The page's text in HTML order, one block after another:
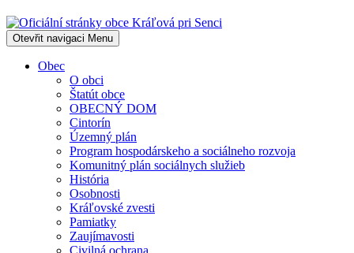
Otevřit navigaci Menu
Obec
O obci
Štatút obce
OBECNÝ DOM
Cintorín
Územný plán
Program hospodárskeho a sociálneho rozvoja
Komunitný plán sociálnych služieb
História
Osobnosti
Kráľovské zvesti
Pamiatky
Zaujímavosti